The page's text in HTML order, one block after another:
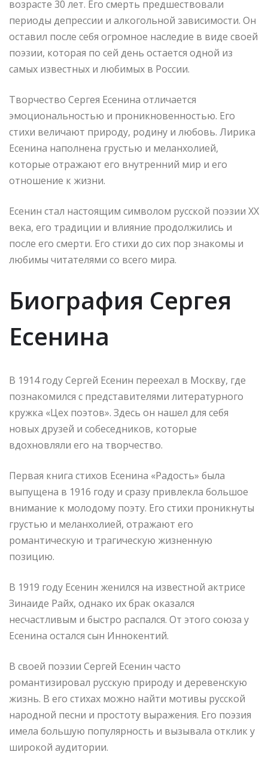
возрасте 30 лет. Его смерть предшествовали
периоды депрессии и алкогольной зависимости. Он
оставил после себя огромное наследие в виде своей
поэзии, которая по сей день остается одной из
самых известных и любимых в России.
Творчество Сергея Есенина отличается
эмоциональностью и проникновенностью. Его
стихи величают природу, родину и любовь. Лирика
Есенина наполнена грустью и меланхолией,
которые отражают его внутренний мир и его
отношение к жизни.
Есенин стал настоящим символом русской поэзии XX
века, его традиции и влияние продолжились и
после его смерти. Его стихи до сих пор знакомы и
любимы читателями со всего мира.
Биография Сергея
Есенина
В 1914 году Сергей Есенин переехал в Москву, где
познакомился с представителями литературного
кружка «Цех поэтов». Здесь он нашел для себя
новых друзей и собеседников, которые
вдохновляли его на творчество.
Первая книга стихов Есенина «Радость» была
выпущена в 1916 году и сразу привлекла большое
внимание к молодому поэту. Его стихи проникнуты
грустью и меланхолией, отражают его
романтическую и трагическую жизненную
позицию.
В 1919 году Есенин женился на известной актрисе
Зинаиде Райх, однако их брак оказался
несчастливым и быстро распался. От этого союза у
Есенина остался сын Иннокентий.
В своей поэзии Сергей Есенин часто
романтизировал русскую природу и деревенскую
жизнь. В его стихах можно найти мотивы русской
народной песни и простоту выражения. Его поэзия
имела большую популярность и вызывала отклик у
широкой аудитории.